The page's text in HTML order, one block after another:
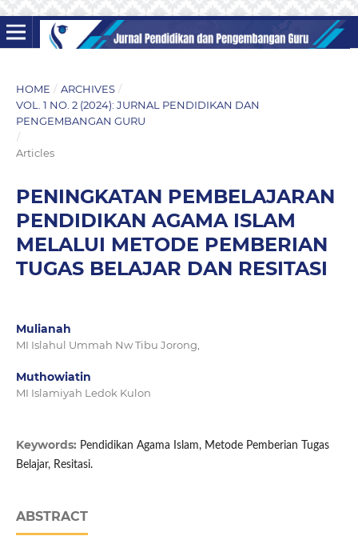
HOME / ARCHIVES /
VOL. 1 NO. 2 (2024): JURNAL PENDIDIKAN DAN
PENGEMBANGAN GURU
/
Articles
PENINGKATAN PEMBELAJARAN
PENDIDIKAN AGAMA ISLAM
MELALUI METODE PEMBERIAN
TUGAS BELAJAR DAN RESITASI
Mulianah
MI Islahul Ummah Nw Tibu Jorong,
Muthowiatin
MI Islamiyah Ledok Kulon
Keywords: Pendidikan Agama Islam, Metode Pemberian Tugas
Belajar, Resitasi.
ABSTRACT